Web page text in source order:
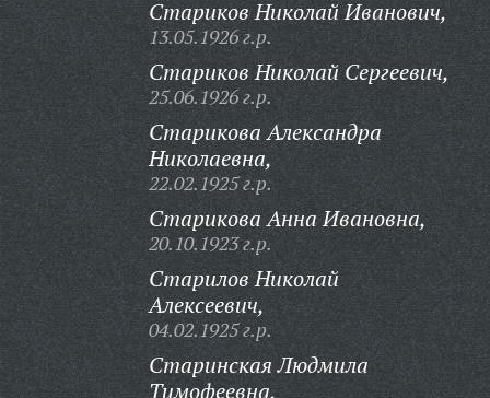
Стариков Николай Иванович,
13.05.1926 г.р.
Стариков Николай Сергеевич,
25.06.1926 г.р.
Старикова Александра
Николаевна,
22.02.1925 г.р.
Старикова Анна Ивановна,
20.10.1923 г.р.
Старилов Николай
Алексеевич,
04.02.1925 г.р.
Старинская Людмила
Тимофеевна,